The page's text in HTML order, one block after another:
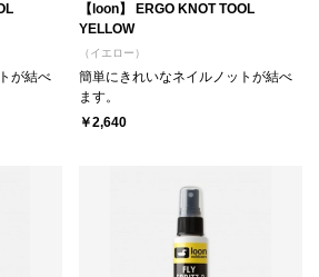
が結べ
【loon】 ERGO KNOT TOOL
YELLOW
（イエロー）
簡単にきれいなネイルノットが結べ
ます。
￥2,640